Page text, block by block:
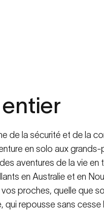
numérique.
entier
de la sécurité et de la
en solo aux
aventures de la vie en
en Australie et en
proches, quelle que
repousse sans cesse